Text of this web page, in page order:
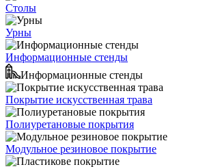
Столы
Урны
Информационные стенды
Информационные стенды
Покрытие искусственная трава
Полиуретановые покрытия
Модульное резиновое покрытие